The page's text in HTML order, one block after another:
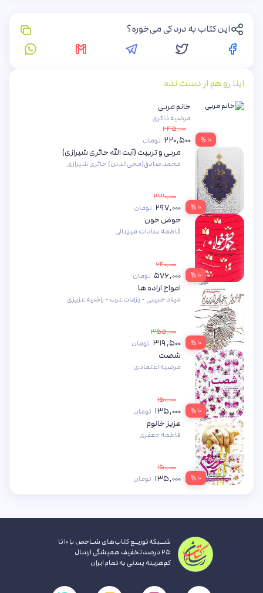
این کتاب به درد کی می‌خوره؟
اینا رو هم از دست نده
۱۰ %
خانم مربی
مرضیه ذاکری
۲۴۵,۰۰۰
۲۲۰,۵۰۰ تومان
۱۰ %
مربی و تربیت (آیت الله حائری شیرازی)
محمدصادق(محی‌الدین) حائری شیرازی
۳۳۰,۰۰۰
۲۹۷,۰۰۰ تومان
۱۰ %
حوض خون
فاطمه سادات میرعالی
۶۴۰,۰۰۰
۵۷۶,۰۰۰ تومان
۱۰ %
امواج اراده ها
میلاد حبیبی - پژمان عرب - راضیه عزیزی
۳۵۵,۰۰۰
۳۱۹,۵۰۰ تومان
۱۰ %
شصت
مرضیه اعتمادی
۱۵۰,۰۰۰
۱۳۵,۰۰۰ تومان
۱۰ %
عزیز خانوم
فاطمه جعفری
۱۵۰,۰۰۰
۱۳۵,۰۰۰ تومان
شــبکه توزیـع کتاب‌های شـاخص با ۱۰ تا
۲۵ درصد تخفیف همیشگی ارسال
کم‌هزینه پستی به تمام ایران